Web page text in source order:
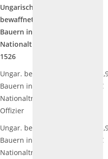
Ungarische
bewaffnete
Bauern in
Nationaltracht
1526
Ungar. bewaffn.
Bauern in
Nationaltracht,
Offizier
€
Ungar. bewaffn.
Bauern in
Nationaltracht,
€